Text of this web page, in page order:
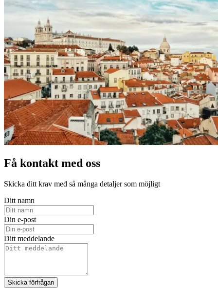
Få kontakt med oss
Skicka ditt krav med så många detaljer som möjligt
Ditt namn
Din e-post
Ditt meddelande
Skicka förfrågan